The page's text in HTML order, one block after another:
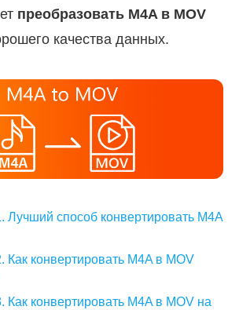
преобразовать M4A в MOV
качества данных.
Лучший способ конвертировать M4A
Как конвертировать M4A в MOV
Как конвертировать M4A в MOV на